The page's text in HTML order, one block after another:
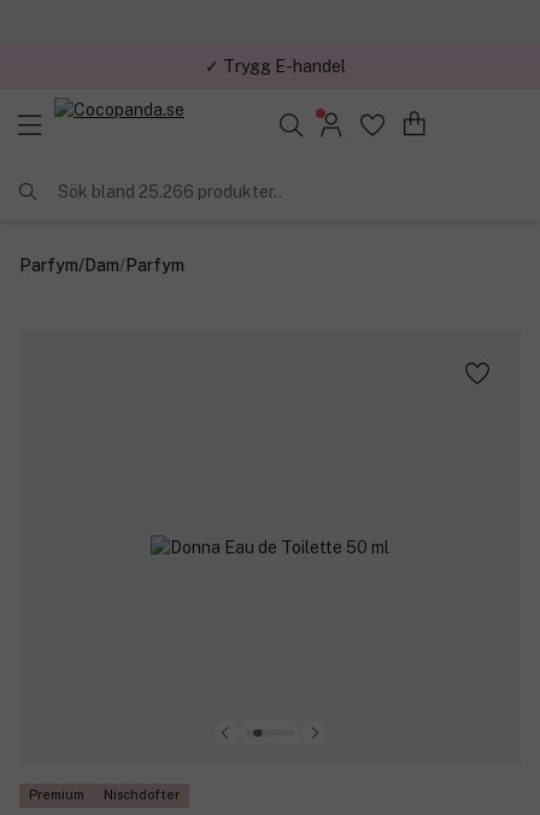
✓ Trygg E-handel
Sök bland 25.266 produkter..
Parfym/Dam/Parfym
Premium Nischdofter